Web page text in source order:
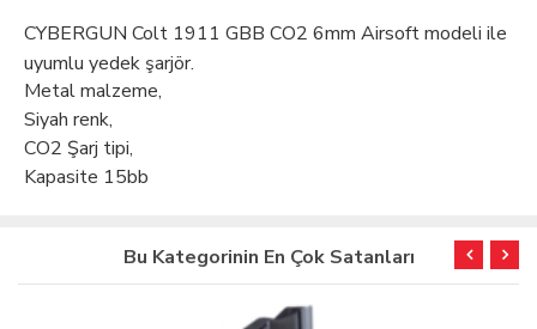
CYBERGUN Colt 1911 GBB CO2 6mm Airsoft modeli ile
uyumlu yedek şarjör.
Metal malzeme,
Siyah renk,
CO2 Şarj tipi,
Kapasite 15bb
Bu Kategorinin En Çok Satanları